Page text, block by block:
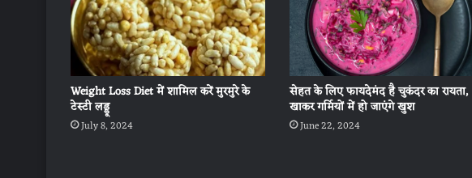
Weight Loss Diet में शामिल करें मुरमुरे के
टेस्टी लड्डू
July 8, 2024
सेहत के लिए फायदेमंद है चुकंदर का रायता,
खाकर गर्मियों में हो जाएंगे खुश
June 22, 2024